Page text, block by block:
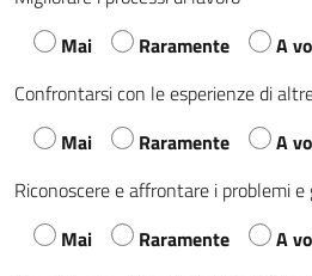
Mai
Raramente A
Confrontarsi con le esperienze di
Mai
Raramente A
Riconoscere e affrontare i problemi
Mai
Raramente A